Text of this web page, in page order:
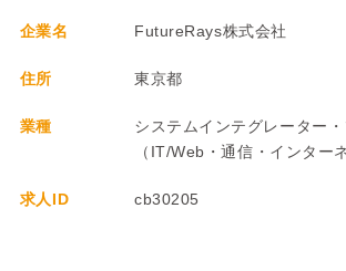
企業名 FutureRays株式会社
住所 東京都
業種
システムインテグレーター
（IT/Web・通信・インター
求人ID cb30205